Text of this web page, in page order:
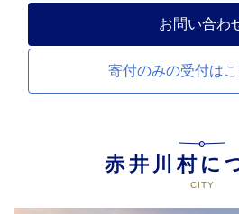
お問い合わ
寄付のみの受付は
赤井川村に